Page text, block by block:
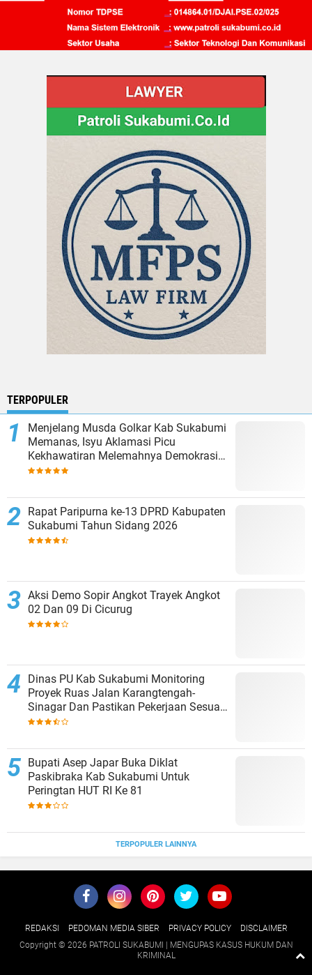
TERPOPULER
Menjelang Musda Golkar Kab Sukabumi
Memanas, Isyu Aklamasi Picu
Kekhawatiran Melemahnya Demokrasi
Internal
Rapat Paripurna ke-13 DPRD Kabupaten
Sukabumi Tahun Sidang 2026
Aksi Demo Sopir Angkot Trayek Angkot
02 Dan 09 Di Cicurug
Dinas PU Kab Sukabumi Monitoring
Proyek Ruas Jalan Karangtengah-
Sinagar Dan Pastikan Pekerjaan Sesuai
Spesifikasi Teknis
Bupati Asep Japar Buka Diklat
Paskibraka Kab Sukabumi Untuk
Peringtan HUT RI Ke 81
TERPOPULER LAINNYA
REDAKSI PEDOMAN MEDIA SIBER PRIVACY POLICY
DISCLAIMER
Copyright © 2026 PATROLI SUKABUMI | MENGUPAS KASUS HUKUM DAN
KRIMINAL